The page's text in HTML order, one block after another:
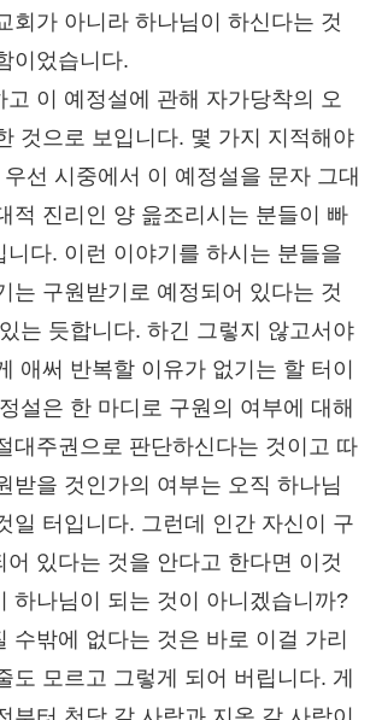
회가 아니라 하나님이 하신다는 것
이었습니다.
고 이 예정설에 관해 자가당착의 오
것으로 보입니다. 몇 가지 지적해야
선 시중에서 이 예정설을 문자 그대
적 진리인 양 읊조리시는 분들이 빠
니다. 이런 이야기를 하시는 분들을
는 구원받기로 예정되어 있다는 것
는 듯합니다. 하긴 그렇지 않고서야
애써 반복할 이유가 없기는 할 터이
설은 한 마디로 구원의 여부에 대해
대주권으로 판단하신다는 것이고 따
받을 것인가의 여부는 오직 하나님
일 터입니다. 그런데 인간 자신이 구
어 있다는 것을 안다고 한다면 이것
하나님이 되는 것이 아니겠습니까?
수밖에 없다는 것은 바로 이걸 가리
도 모르고 그렇게 되어 버립니다. 게